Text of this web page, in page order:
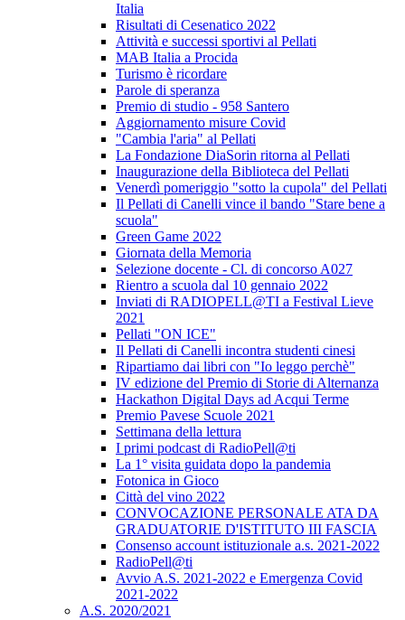
Italia
Risultati di Cesenatico 2022
Attività e successi sportivi al Pellati
MAB Italia a Procida
Turismo è ricordare
Parole di speranza
Premio di studio - 958 Santero
Aggiornamento misure Covid
"Cambia l'aria" al Pellati
La Fondazione DiaSorin ritorna al Pellati
Inaugurazione della Biblioteca del Pellati
Venerdì pomeriggio "sotto la cupola" del Pellati
Il Pellati di Canelli vince il bando "Stare bene a
scuola"
Green Game 2022
Giornata della Memoria
Selezione docente - Cl. di concorso A027
Rientro a scuola dal 10 gennaio 2022
Inviati di RADIOPELL@TI a Festival Lieve
2021
Pellati "ON ICE"
Il Pellati di Canelli incontra studenti cinesi
Ripartiamo dai libri con "Io leggo perchè"
IV edizione del Premio di Storie di Alternanza
Hackathon Digital Days ad Acqui Terme
Premio Pavese Scuole 2021
Settimana della lettura
I primi podcast di RadioPell@ti
La 1° visita guidata dopo la pandemia
Fotonica in Gioco
Città del vino 2022
CONVOCAZIONE PERSONALE ATA DA
GRADUATORIE D'ISTITUTO III FASCIA
Consenso account istituzionale a.s. 2021-2022
RadioPell@ti
Avvio A.S. 2021-2022 e Emergenza Covid
2021-2022
A.S. 2020/2021